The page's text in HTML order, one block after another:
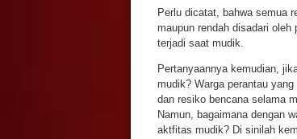
Perlu dicatat, bahwa semua
maupun rendah disadari oleh
terjadi saat mudik.
Pertanyaannya kemudian,
mudik? Warga perantau
dan resiko bencana selama
Namun, bagaimana dengan
aktfitas mudik? Di sinilah